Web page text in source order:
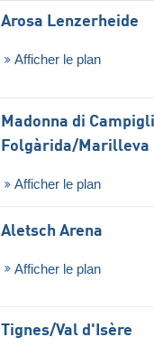
Arosa Lenzerheide
Afficher le plan
Madonna di
Folgàrida/​Marilleva
Afficher le plan
Aletsch Arena
Afficher le plan
Tignes/​Val d'Isère